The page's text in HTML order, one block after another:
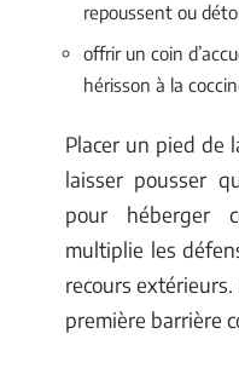
repoussent ou
offrir un coin
hérisson à la
Placer un pied de
laisser pousser
pour héberger
multiplie les
recours
première barrière